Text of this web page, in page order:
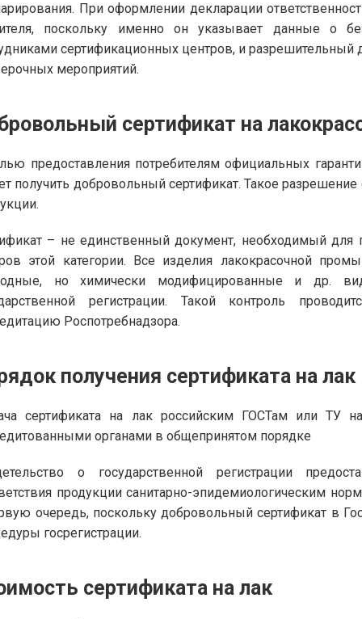
При оформлении декларации
поскольку именно он указывает данные о
сертификационных центров, и разрешительный
мероприятий.
сертификат на
предоставления потребителям официальных
получить добровольный сертификат. Такое
– не единственный документ, необходимый для
этой категории. Все изделия лакокрасочной
но химически модифицированные и др.
регистрации. Такой контроль
Роспотребнадзора.
получения сертификата на лак
сертификата на лак российским ГОСТам или ТУ
органами в общепринятом порядке
о государственной регистрации
продукции санитарно-эпидемиологическим
очередь, поскольку добровольный сертификат в
госрегистрации.
сертификата на лак